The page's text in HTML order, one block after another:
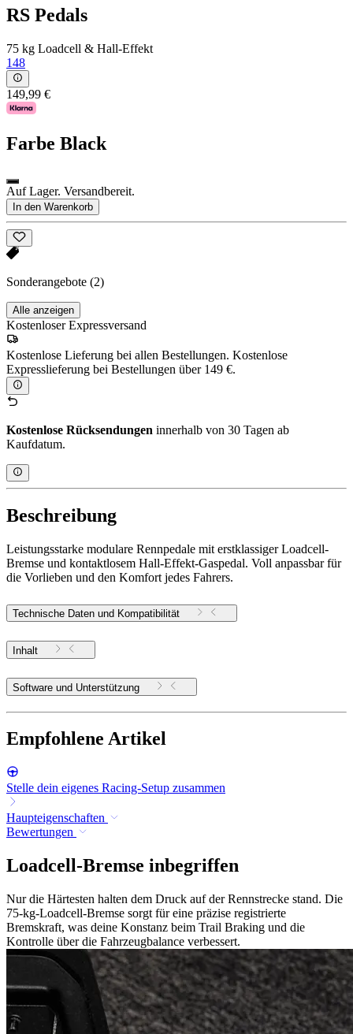
RS Pedals
75 kg Loadcell & Hall-Effekt
148
149,99 €
Farbe Black
Auf Lager. Versandbereit.
In den Warenkorb
Sonderangebote (2)
Alle anzeigen
Kostenloser Expressversand
Kostenlose Lieferung bei allen Bestellungen. Kostenlose
Expresslieferung bei Bestellungen über 149 €.
Kostenlose Rücksendungen innerhalb von 30 Tagen ab
Kaufdatum.
Beschreibung
Leistungsstarke modulare Rennpedale mit erstklassiger Loadcell-
Bremse und kontaktlosem Hall-Effekt-Gaspedal. Voll anpassbar für
die Vorlieben und den Komfort jedes Fahrers.
Technische Daten und Kompatibilität
Inhalt
Software und Unterstützung
Empfohlene Artikel
Stelle dein eigenes Racing-Setup zusammen
Haupteigenschaften
Bewertungen
Loadcell-Bremse inbegriffen
Nur die Härtesten halten dem Druck auf der Rennstrecke stand. Die
75-kg-Loadcell-Bremse sorgt für eine präzise registrierte
Bremskraft, was deine Konstanz beim Trail Braking und die
Kontrolle über die Fahrzeugbalance verbessert.